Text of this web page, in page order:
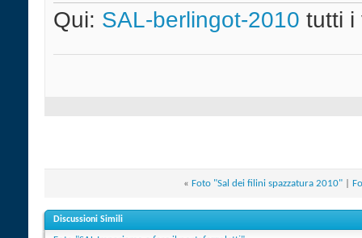
Qui: SAL-berlingot-2010 tutti i
« Foto "Sal dei filini spazzatura 2010"
Discussioni Simili